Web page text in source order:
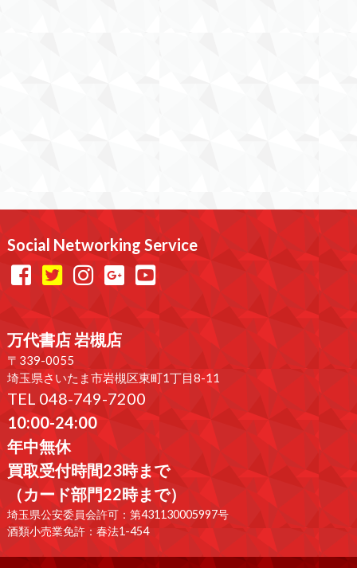
Social Networking Service
万代書店 岩槻店
〒339-0055
埼玉県さいたま市岩槻区東町1丁目8-11
TEL 048-749-7200
10:00-24:00
年中無休
買取受付時間23時まで
（カード部門22時まで）
埼玉県公安委員会許可：第431130005997号
酒類小売業免許：春法1-454